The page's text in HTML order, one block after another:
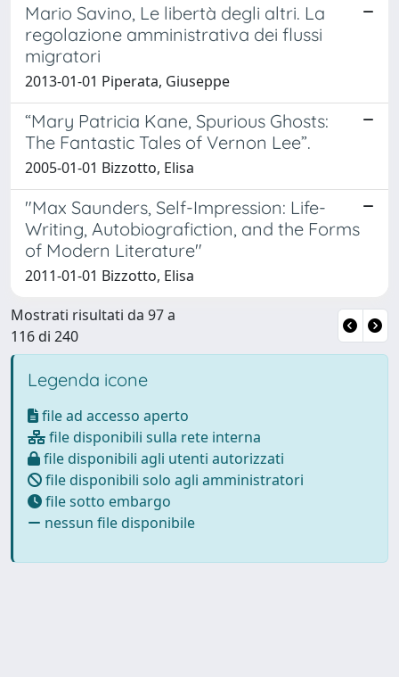
Mario Savino, Le libertà degli altri. La
regolazione amministrativa dei flussi
migratori
2013-01-01 Piperata, Giuseppe
“Mary Patricia Kane, Spurious Ghosts:
The Fantastic Tales of Vernon Lee”.
2005-01-01 Bizzotto, Elisa
"Max Saunders, Self-Impression: Life-
Writing, Autobiografiction, and the Forms
of Modern Literature"
2011-01-01 Bizzotto, Elisa
Mostrati risultati da 97 a
116 di 240
Legenda icone
file ad accesso aperto
file disponibili sulla rete interna
file disponibili agli utenti autorizzati
file disponibili solo agli amministratori
file sotto embargo
nessun file disponibile